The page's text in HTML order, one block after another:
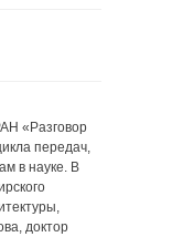
«Разговор
передач,
в науке. В
доктор